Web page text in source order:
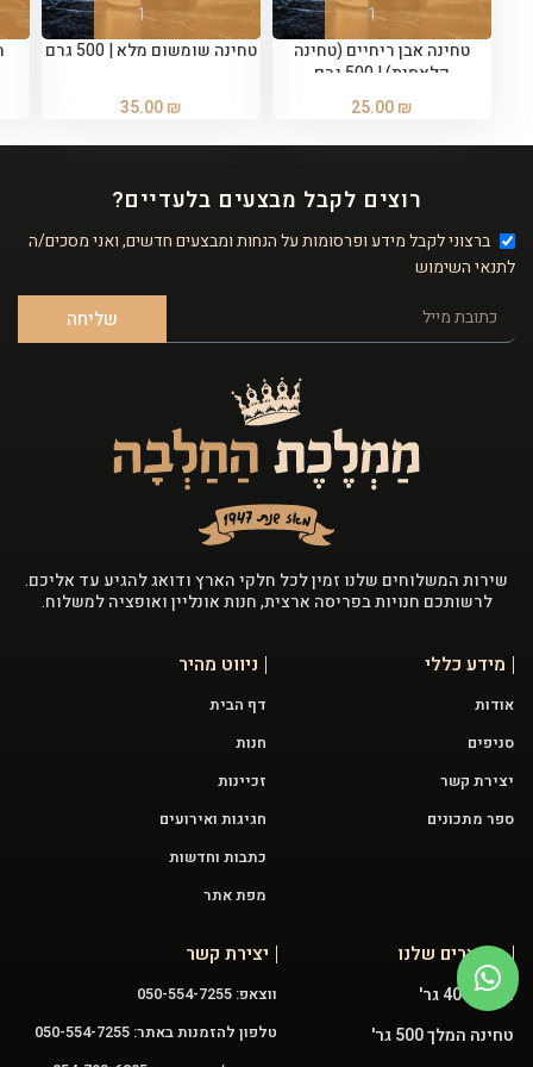
טחינה אבן ריחיים (טחינה
קלאסית) | 500 גרם
25.00₪
טחינה שומשום מלא | 500 גרם
35.00₪
רוצים לקבל מבצעים בלעדיים?
ברצוני לקבל מידע ופרסומות על הנחות ומבצעים חדשים, ואני מסכים/ה
לתנאי השימוש
שליחה
שירות המשלוחים שלנו זמין לכל חלקי הארץ ודואג להגיע עד אליכם.
לרשותכם חנויות בפריסה ארצית, חנות אונליין ואופציה למשלוח.
מידע כללי
אודות
סניפים
יצירת קשר
ספר מתכונים
ניווט מהיר
דף הבית
חנות
זכיינות
חגיגות ואירועים
כתבות וחדשות
מפת אתר
המוצרים שלנו
חלבה 400 גר'
טחינה המלך 500 גר'
יצירת קשר
ווצאפ: 050-554-7255
טלפון להזמנות באתר: 050-554-7255